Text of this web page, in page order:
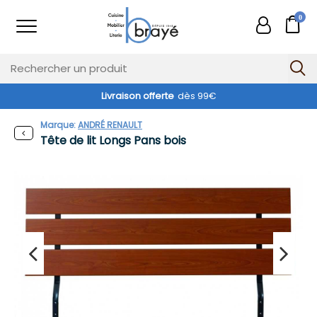
0
Livraison offerte dès 99€
Tête de lit Longs Pans bois
Marque:ANDRÉ RENAULT